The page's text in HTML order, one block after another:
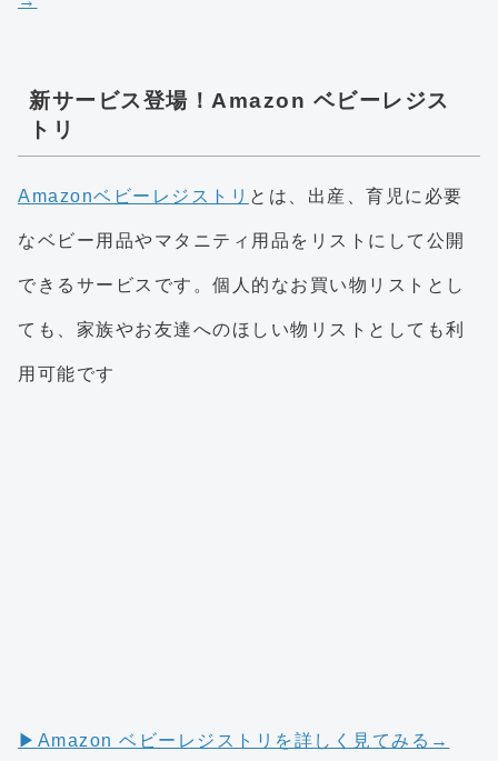
新サービス登場！Amazon ベビーレジス
トリ
Amazonベビーレジストリ とは、出産、育児に必要
なベビー用品やマタニティ用品をリストにして公開
できるサービスです。個人的なお買い物リストとし
ても、家族やお友達へのほしい物リストとしても利
用可能です
▶︎Amazon ベビーレジストリを詳しく見てみる→